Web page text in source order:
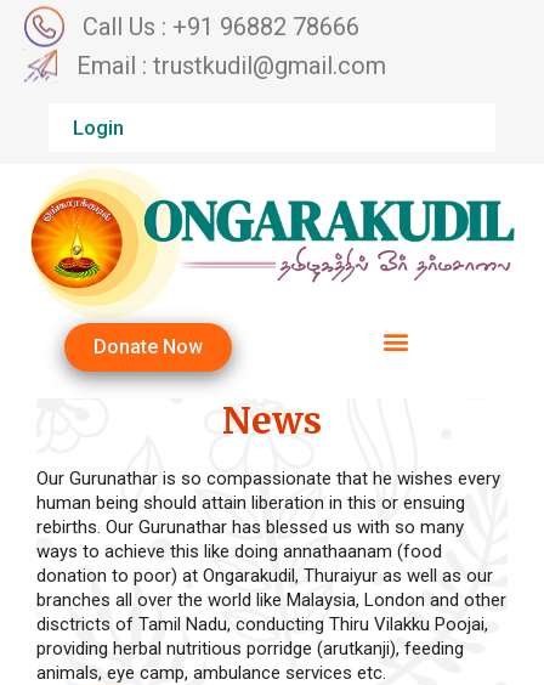
Call Us : +91 96882 78666
Email : trustkudil@gmail.com
Login
Donate Now
News
Our Gurunathar is so compassionate that he wishes every
human being should attain liberation in this or ensuing
rebirths. Our Gurunathar has blessed us with so many
ways to achieve this like doing annathaanam (food
donation to poor) at Ongarakudil, Thuraiyur as well as our
branches all over the world like Malaysia, London and other
disctricts of Tamil Nadu, conducting Thiru Vilakku Poojai,
providing herbal nutritious porridge (arutkanji), feeding
animals, eye camp, ambulance services etc.